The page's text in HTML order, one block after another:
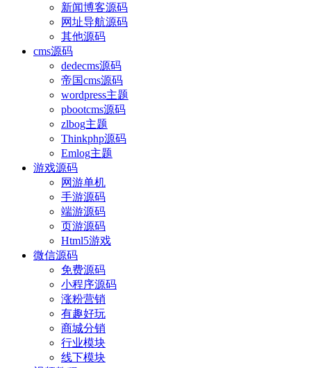
新闻博客源码
网址导航源码
其他源码
cms源码
dedecms源码
帝国cms源码
wordpress主题
pbootcms源码
zlbog主题
Thinkphp源码
Emlog主题
游戏源码
网游单机
手游源码
端游源码
页游源码
Html5游戏
微信源码
免费源码
小程序源码
涨粉营销
有趣好玩
商城分销
行业模块
线下模块